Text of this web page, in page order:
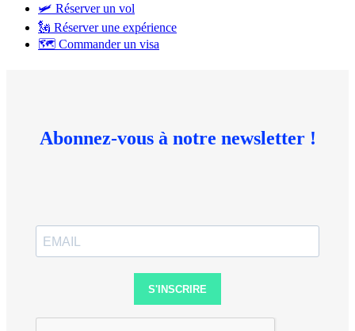
🛩 Réserver un vol
🗽 Réserver une expérience
🗺 Commander un visa
Abonnez-vous à notre newsletter !
S'INSCRIRE